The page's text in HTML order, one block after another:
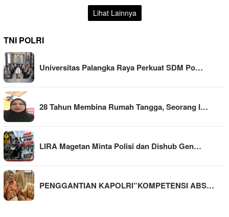
Lihat Lainnya
TNI POLRI
Universitas Palangka Raya Perkuat SDM Po…
28 Tahun Membina Rumah Tangga, Seorang I…
LIRA Magetan Minta Polisi dan Dishub Gen…
PENGGANTIAN KAPOLRI”KOMPETENSI ABS…